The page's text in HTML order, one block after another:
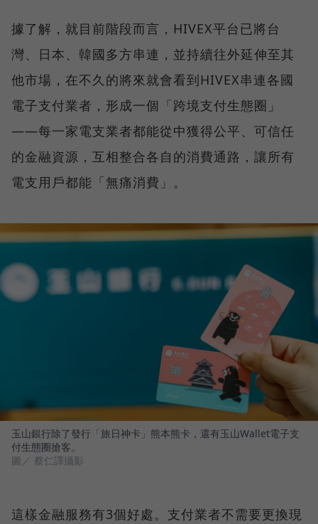
據了解，就目前階段而言，HIVEX平台已將台
灣、日本、韓國多方串連，並持續往外延伸至其
他市場，在不久的將來就會看到HIVEX串連各國
電子支付業者，形成一個「跨境支付生態圈」
——每一家電支業者都能從中獲得公平、可信任
的金融資源，互相整合各自的消費通路，讓所有
電支用戶都能「無痛消費」。
玉山銀行除了發行「旅日神卡」熊本熊卡，還有玉山Wallet電子支
付生態圈搶客。
圖／ 蔡仁譯攝影
這樣金融服務有3個好處。支付業者不需要更換現